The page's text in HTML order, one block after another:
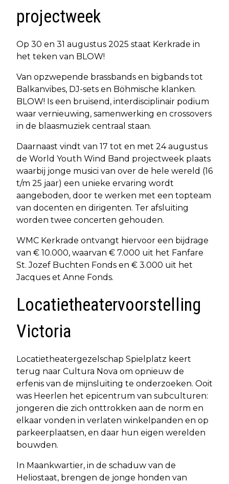
projectweek
Op 30 en 31 augustus 2025 staat Kerkrade in
het teken van BLOW!
Van opzwepende brassbands en bigbands tot
Balkanvibes, DJ-sets en Böhmische klanken.
BLOW! Is een bruisend, interdisciplinair podium
waar vernieuwing, samenwerking en crossovers
in de blaasmuziek centraal staan.
Daarnaast vindt van 17 tot en met 24 augustus
de World Youth Wind Band projectweek plaats
waarbij jonge musici van over de hele wereld (16
t/m 25 jaar) een unieke ervaring wordt
aangeboden, door te werken met een topteam
van docenten en dirigenten. Ter afsluiting
worden twee concerten gehouden.
WMC Kerkrade ontvangt hiervoor een bijdrage
van € 10.000, waarvan € 7.000 uit het Fanfare
St. Jozef Buchten Fonds en € 3.000 uit het
Jacques et Anne Fonds.
Locatietheatervoorstelling
Victoria
Locatietheatergezelschap Spielplatz keert
terug naar Cultura Nova om opnieuw de
erfenis van de mijnsluiting te onderzoeken. Ooit
was Heerlen het epicentrum van subculturen:
jongeren die zich onttrokken aan de norm en
elkaar vonden in verlaten winkelpanden en op
parkeerplaatsen, en daar hun eigen werelden
bouwden.
In Maankwartier, in de schaduw van de
Heliostaat, brengen de jonge honden van